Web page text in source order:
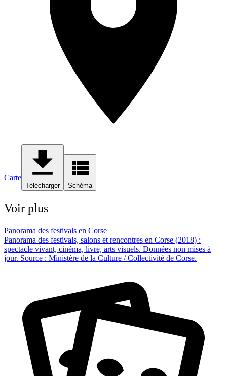
Carte
Télécharger Schéma
Voir plus
Panorama des festivals en Corse
Panorama des festivals, salons et rencontres en Corse (2018) :
spectacle vivant, cinéma, livre, arts visuels. Données non mises à
jour. Source : Ministère de la Culture / Collectivité de Corse.